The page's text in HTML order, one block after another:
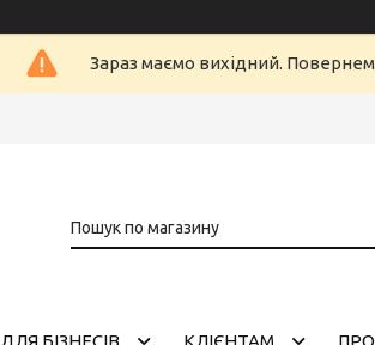
Зараз маємо вихідний.
ДЛЯ БІЗНЕСІВ КЛІЄНТАМ